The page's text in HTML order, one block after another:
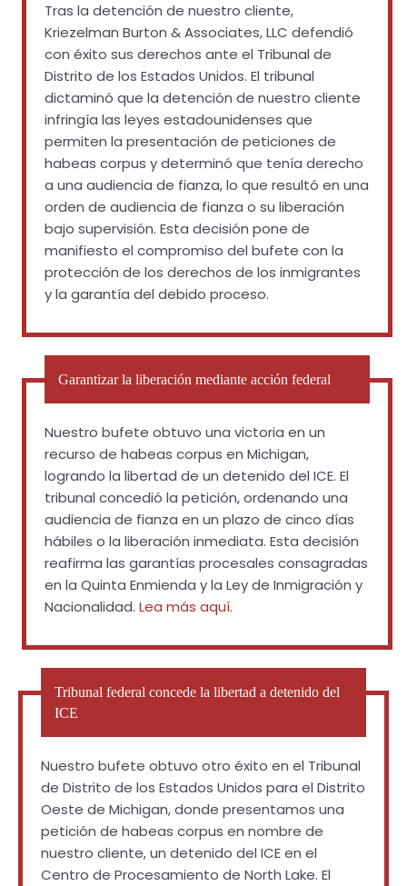
Tras la detención de nuestro cliente,
Kriezelman Burton & Associates, LLC defendió
con éxito sus derechos ante el Tribunal de
Distrito de los Estados Unidos. El tribunal
dictaminó que la detención de nuestro cliente
infringía las leyes estadounidenses que
permiten la presentación de peticiones de
habeas corpus y determinó que tenía derecho
a una audiencia de fianza, lo que resultó en una
orden de audiencia de fianza o su liberación
bajo supervisión. Esta decisión pone de
manifiesto el compromiso del bufete con la
protección de los derechos de los inmigrantes
y la garantía del debido proceso.
Garantizar la liberación mediante acción federal
Nuestro bufete obtuvo una victoria en un
recurso de habeas corpus en Michigan,
logrando la libertad de un detenido del ICE. El
tribunal concedió la petición, ordenando una
audiencia de fianza en un plazo de cinco días
hábiles o la liberación inmediata. Esta decisión
reafirma las garantías procesales consagradas
en la Quinta Enmienda y la Ley de Inmigración y
Nacionalidad.Lea más aquí.
Tribunal federal concede la libertad a detenido del
ICE
Nuestro bufete obtuvo otro éxito en el Tribunal
de Distrito de los Estados Unidos para el Distrito
Oeste de Michigan, donde presentamos una
petición de habeas corpus en nombre de
nuestro cliente, un detenido del ICE en el
Centro de Procesamiento de North Lake. El